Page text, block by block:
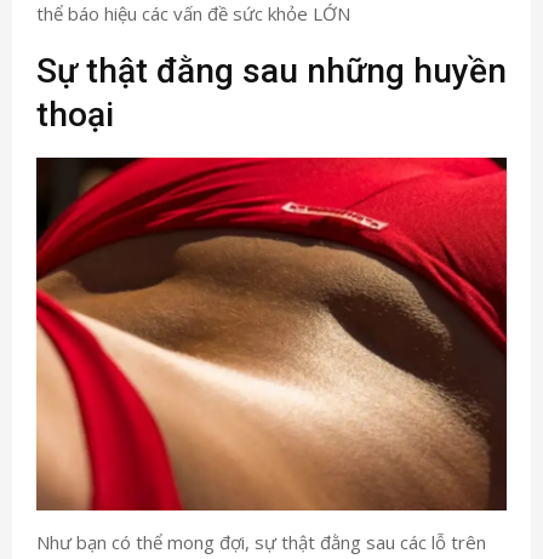
thể báo hiệu các vấn đề sức khỏe LỚN
Sự thật đằng sau những huyền
thoại
Như bạn có thể mong đợi, sự thật đằng sau các lỗ trên